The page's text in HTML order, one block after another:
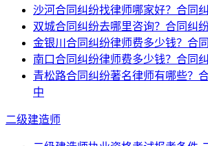
沙河合同纠纷找律师哪家好？合同
双城合同纠纷去哪里咨询？合同纠
金银川合同纠纷律师费多少钱？合
南口合同纠纷律师费多少钱？合同
青松路合同纠纷著名律师有哪些？
中
二级建造师